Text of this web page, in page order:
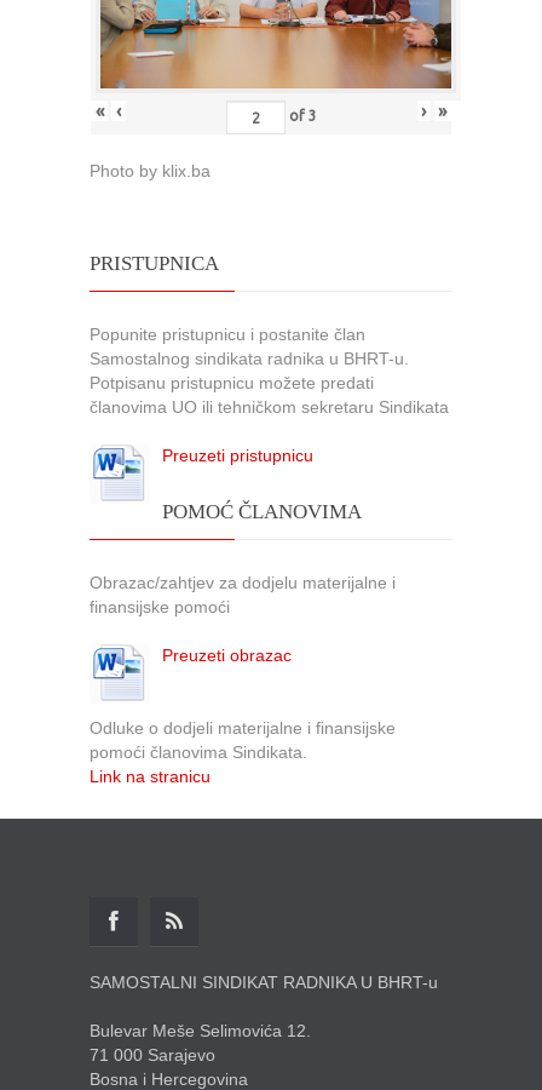
« ‹ of 3 › »
Photo by klix.ba
PRISTUPNICA
Popunite pristupnicu i postanite član
Samostalnog sindikata radnika u BHRT-u.
Potpisanu pristupnicu možete predati
članovima UO ili tehničkom sekretaru Sindikata
Preuzeti pristupnicu
POMOĆ ČLANOVIMA
Obrazac/zahtjev za dodjelu materijalne i
finansijske pomoći
Preuzeti obrazac
Odluke o dodjeli materijalne i finansijske
pomoći članovima Sindikata.
Link na stranicu
SAMOSTALNI SINDIKAT RADNIKA U BHRT-u
Bulevar Meše Selimovića 12.
71 000 Sarajevo
Bosna i Hercegovina